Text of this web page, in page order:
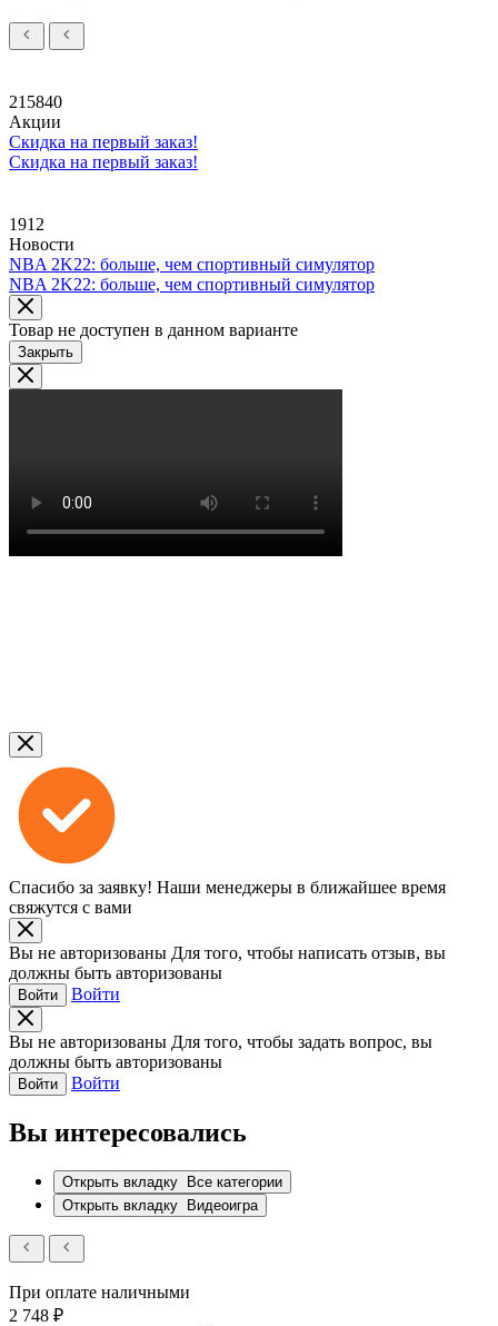
215840
Акции
Скидка на первый заказ!
Скидка на первый заказ!
1912
Новости
NBA 2K22: больше, чем спортивный симулятор
NBA 2K22: больше, чем спортивный симулятор
Товар не доступен в данном варианте
Закрыть
Спасибо за заявку! Наши менеджеры в ближайшее время
свяжутся с вами
Вы не авторизованы Для того, чтобы написать отзыв, вы
должны быть авторизованы
Войти Войти
Вы не авторизованы Для того, чтобы задать вопрос, вы
должны быть авторизованы
Войти Войти
Вы интересовались
Открыть вкладку Все категории
Открыть вкладку Видеоигра
При оплате наличными
2 748 ₽